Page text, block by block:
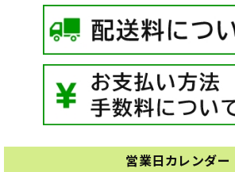
営業日カレンダー